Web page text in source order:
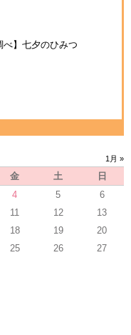
べ】七夕のひみつ
1月 »
金 土
日
4 5
6
11 12
13
18 19
20
25 26
27